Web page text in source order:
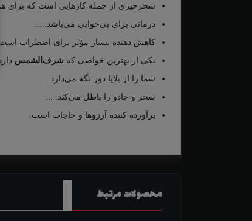
سحرخیزی از جمله کارهایی است که برای
درمانی برای بی‌خوابی می‌باشد. ...
کاهش دهنده بسیار مؤثر برای اضطراب
یکی از بهترین خواصی که شرف‌الشمس
شما را از بلایا دور نگه می‌دارد. ...
سحر و جادو را باطل می‌کند. ...
برآورده کننده آرزوها و حاجات است.
محصولات مرتبط